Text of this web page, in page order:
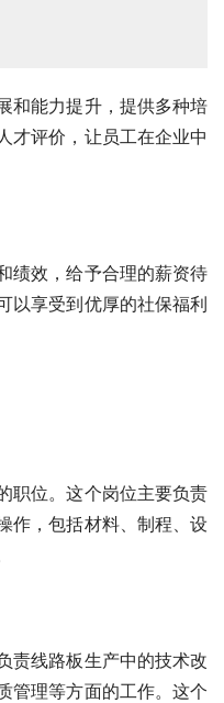
和能力提升，提供多种培
才评价，让员工在企业中
绩效，给予合理的薪资待
以享受到优厚的社保福利
职位。这个岗位主要负责
作，包括材料、制程、设
责线路板生产中的技术改
管理等方面的工作。这个